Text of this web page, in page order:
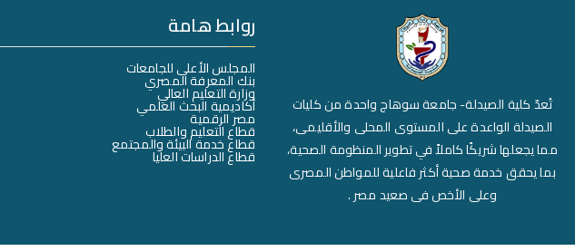
تُعدّ كلية الصيدلة- جامعة سوهاج واحدة من كليات
الصيدلة الواعدة على المستوى المحلى والأقليمى،
مما يجعلها شريكًا كاملاً في تطوير المنظومة الصحية،
بما يحقق خدمة صحية أكثر فاعلية للمواطن المصرى
وعلى الأخص فى صعيد مصر .
روابط هامة
المجلس الأعلى للجامعات
بنك المعرفة المصري
وزارة التعليم العالي
أكاديمية البحث العلمي
مصر الرقمية
قطاع التعليم والطلاب
قطاع خدمة البيئة والمجتمع
قطاع الدراسات العليا